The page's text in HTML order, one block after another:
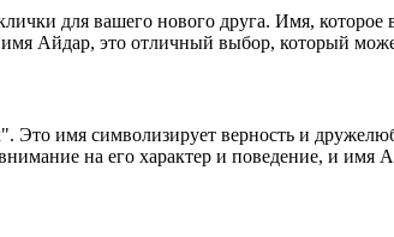
для вашего нового друга. Имя,
Айдар, это отличный выбор, который
имя символизирует верность и
на его характер и поведение, и имя